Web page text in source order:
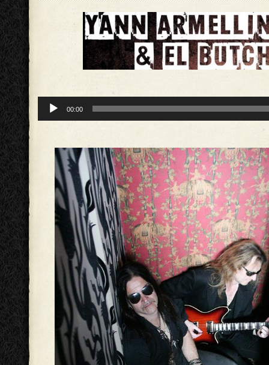
audio
00:00